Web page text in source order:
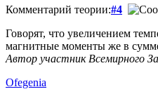
Комментарий теории:#4
Говорят, что увеличением
магнитные моменты же в
Автор участник Всемирного
Ofegenia